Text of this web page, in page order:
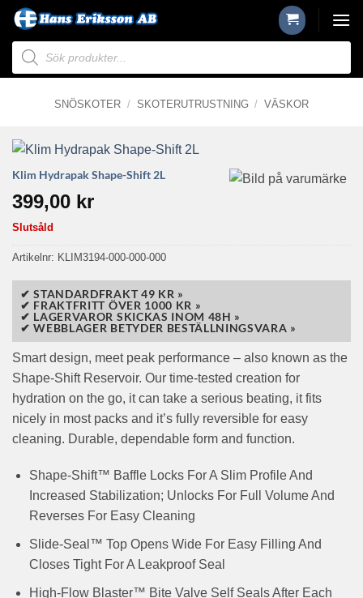
Skip
content
Produktsökning
SNÖSKOTER / SKOTERUTRUSTNING / VÄSKOR
Klim Hydrapak Shape-Shift 2L
399,00 kr
Slutsåld
Artikelnr: KLIM3194-000-000-000
✔ STANDARDFRAKT 49 KR »
✔ FRAKTFRITT ÖVER 1000 KR »
✔ LAGERVAROR SKICKAS INOM 48H »
✔ WEBBLAGER BETYDER BESTÄLLNINGSVARA »
Smart design, meet peak performance – also known as the
Shape-Shift Reservoir. Our time-tested creation for
hydration on the go, it can take a serious beating, it fits
nicely in most packs and it’s fully reversible for easy
cleaning. Durable, dependable form and function.
Shape-Shift™ Baffle Locks For A Slim Profile And
Increased Stabilization; Unlocks For Full Volume And
Reverses For Easy Cleaning
Slide-Seal™ Top Opens Wide For Easy Filling And
Closes Tight For A Leakproof Seal
High-Flow Blaster™ Bite Valve Self Seals After Each